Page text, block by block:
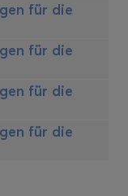
für die
für die
für die
für die